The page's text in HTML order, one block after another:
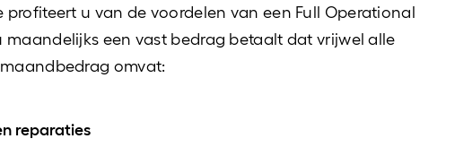
profiteert u van de voordelen van een Full Operational
maandelijks een vast bedrag betaalt dat vrijwel alle
omvat:
reparaties